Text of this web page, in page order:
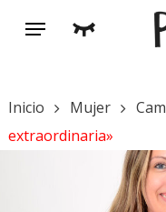
buscar
Menú
Inicio Mujer
extraordinaria»